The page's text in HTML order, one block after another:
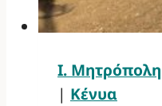
Ι.
| Κένυα